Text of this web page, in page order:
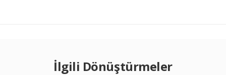
İlgili Dönüştürmeler